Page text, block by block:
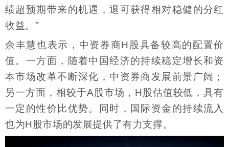
绩超预期带来的机遇，退可获得相对稳健的分红
收益。”
余丰慧也表示，中资券商H股具备较高的配置价
值。一方面，随着中国经济的持续稳定增长和资
本市场改革不断深化，中资券商发展前景广阔；
另一方面，相较于A股市场，H股估值较低，具有
一定的性价比优势。同时，国际资金的持续流入
也为H股市场的发展提供了有力支撑。